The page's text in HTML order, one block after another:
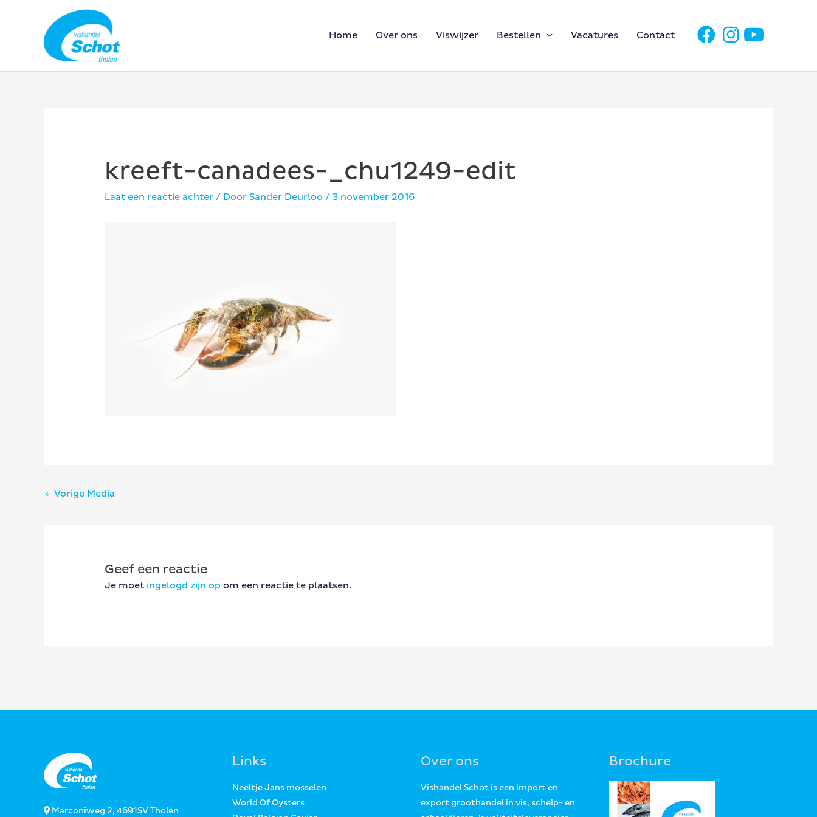
Home Over ons Viswijzer Bestellen Vacatures Contact
kreeft-canadees-_chu1249-edit
Laat een reactie achter / Door Sander Deurloo/ 3 november 2016
Bericht
← Vorige Media
Geef een reactie
Je moet ingelogd zijn op om een reactie te plaatsen.
Marconiweg 2, 4691SV Tholen
Links
Neeltje Jans mosselen
World Of Oysters
Over ons
Vishandel Schot is een import en
export groothandel in vis, schelp- en
Brochure